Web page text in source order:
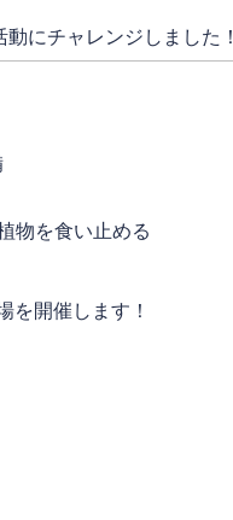
にチャレンジしました！
物を食い止める
を開催します！